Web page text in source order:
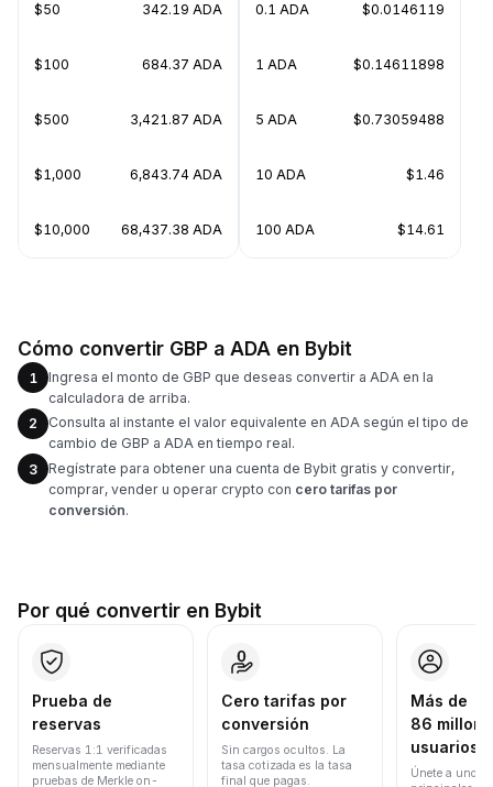
$50 342.19 ADA
$100 684.37 ADA
$500 3,421.87 ADA
$1,000 6,843.74 ADA
$10,000 68,437.38 ADA
0.1 ADA $0.0146119
1 ADA $0.14611898
5 ADA $0.73059488
10 ADA $1.46
100 ADA $14.61
Cómo convertir GBP a ADA en Bybit
1
Ingresa el monto de GBP que deseas convertir a ADA en la
calculadora de arriba.
2
Consulta al instante el valor equivalente en ADA según el tipo de
cambio de GBP a ADA en tiempo real.
3
Regístrate para obtener una cuenta de Bybit gratis y convertir,
comprar, vender u operar crypto con cero tarifas por
conversión.
Por qué convertir en Bybit
Prueba de
reservas
Reservas 1:1 verificadas
mensualmente mediante
pruebas de Merkle on-
Cero tarifas por
conversión
Sin cargos ocultos. La
tasa cotizada es la tasa
final que pagas.
Más de
86
usuarios
Únete a uno